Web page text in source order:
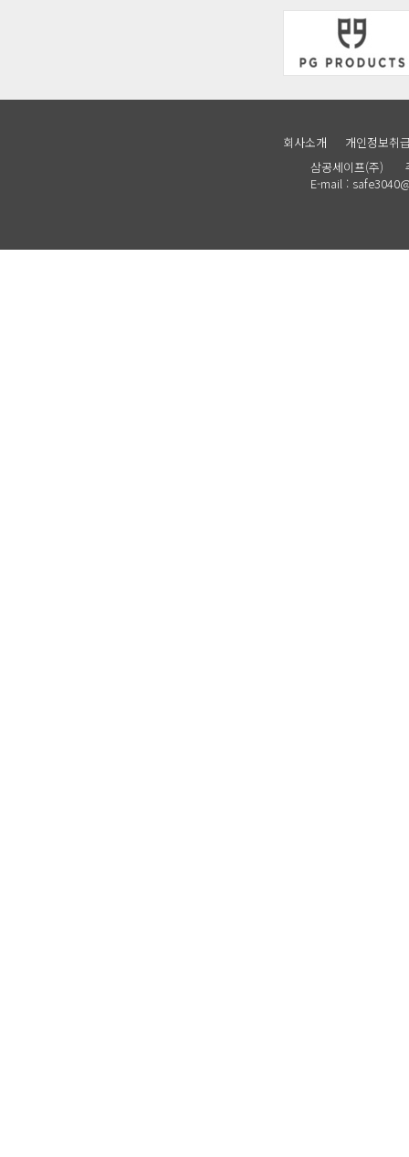
회사소개
개인정보취
삼공세이프(주)
E-mail :